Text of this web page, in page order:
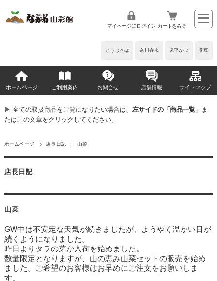
とうじそば 奈川在来 保平かぶ 花豆
マイページにログイン カートをみる
ホームページ ご利用案内 お問合せ 店舗情報 サイトマップ
▶︎ 全ての取扱商品をご覧になりたい場合は、 左サイドの「商品一覧」 ま
たはこの文章をクリックしてください。
ホームページ 店長日記 山菜
店長日記
山菜
GW中は不安定な天気が続きましたが、ようやく温かい日が
続くようになりました。
昨日よりタラの芽が入荷を始めました。
数量限定となりますが、山の恵み山菜セットの販売を始め
ました。ご希望のお客様はお早めにご注文をお願いしま
す。